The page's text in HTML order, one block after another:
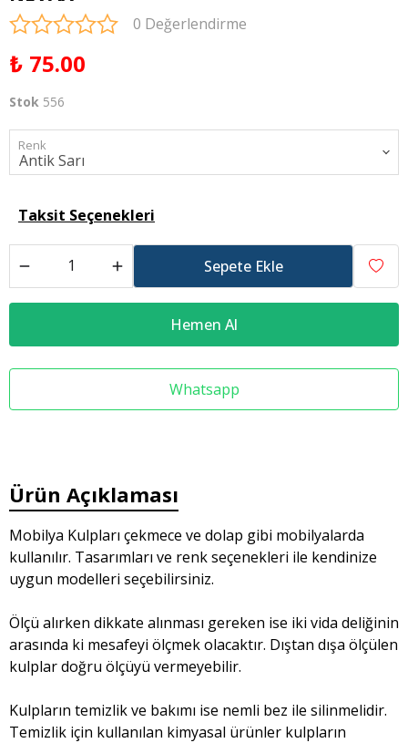
0 Değerlendirme
₺ 75.00
Stok 556
Renk
Taksit Seçenekleri
Sepete Ekle
Hemen Al
Whatsapp
Ürün Açıklaması
Mobilya Kulpları çekmece ve dolap gibi mobilyalarda
kullanılır. Tasarımları ve renk seçenekleri ile kendinize
uygun modelleri seçebilirsiniz.
Ölçü alırken dikkate alınması gereken ise iki vida deliğinin
arasında ki mesafeyi ölçmek olacaktır. Dıştan dışa ölçülen
kulplar doğru ölçüyü vermeyebilir.
Kulpların temizlik ve bakımı ise nemli bez ile silinmelidir.
Temizlik için kullanılan kimyasal ürünler kulpların